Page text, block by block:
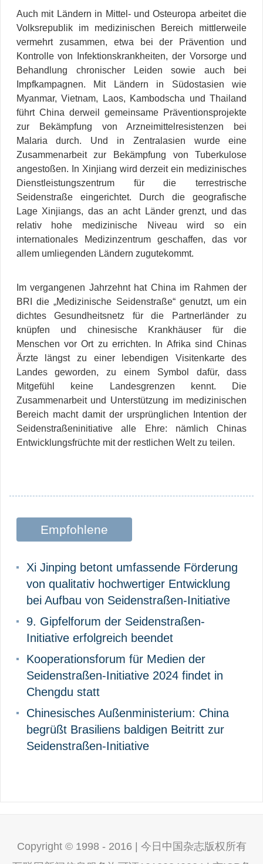
Auch mit Ländern in Mittel- und Osteuropa arbeitet die
Volksrepublik im medizinischen Bereich mittlerweile
vermehrt zusammen, etwa bei der Prävention und
Kontrolle von Infektionskrankheiten, der Vorsorge und
Behandlung chronischer Leiden sowie auch bei
Impfkampagnen. Mit Ländern in Südostasien wie
Myanmar, Vietnam, Laos, Kambodscha und Thailand
führt China derweil gemeinsame Präventionsprojekte
zur Bekämpfung von Arzneimittelresistenzen bei
Malaria durch. Und in Zentralasien wurde eine
Zusammenarbeit zur Bekämpfung von Tuberkulose
angestoßen. In Xinjiang wird derzeit ein medizinisches
Dienstleistungszentrum für die terrestrische
Seidenstraße eingerichtet. Durch die geografische
Lage Xinjiangs, das an acht Länder grenzt, und das
relativ hohe medizinische Niveau wird so ein
internationales Medizinzentrum geschaffen, das vor
allem umliegenden Ländern zugutekommt.
Im vergangenen Jahrzehnt hat China im Rahmen der
BRI die „Medizinische Seidenstraße“ genutzt, um ein
dichtes Gesundheitsnetz für die Partnerländer zu
knüpfen und chinesische Krankhäuser für die
Menschen vor Ort zu errichten. In Afrika sind Chinas
Ärzte längst zu einer lebendigen Visitenkarte des
Landes geworden, zu einem Symbol dafür, dass
Mitgefühl keine Landesgrenzen kennt. Die
Zusammenarbeit und Unterstützung im medizinischen
Bereich macht damit der ursprünglichen Intention der
Seidenstraßeninitiative alle Ehre: nämlich Chinas
Entwicklungsfrüchte mit der restlichen Welt zu teilen.
Empfohlene
Xi Jinping betont umfassende Förderung
von qualitativ hochwertiger Entwicklung
bei Aufbau von Seidenstraßen-Initiative
9. Gipfelforum der Seidenstraßen-
Initiative erfolgreich beendet
Kooperationsforum für Medien der
Seidenstraßen-Initiative 2024 findet in
Chengdu statt
Chinesisches Außenministerium: China
begrüßt Brasiliens baldigen Beitritt zur
Seidenstraßen-Initiative
Copyright © 1998 - 2016 | 今日中国杂志版权所有